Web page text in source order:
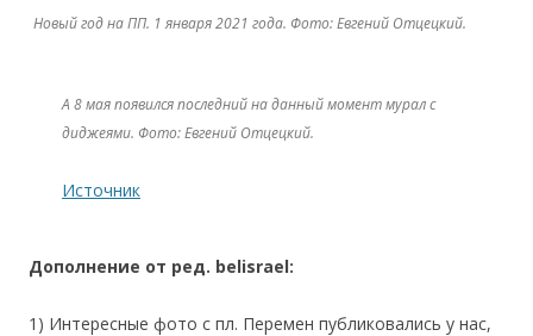
Новый год на ПП. 1 января 2021 года. Фото: Евгений Отцецкий.
А 8 мая появился последний на данный момент мурал с
диджеями. Фото: Евгений Отцецкий.
Источник
Дополнение от ред. belisrael:
1) Интересные фото с пл. Перемен публиковались у нас,